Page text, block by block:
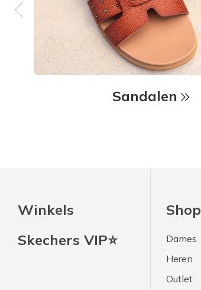
Sandalen
Winkels
Skechers VIP⭐
Shop
Dames
Heren
Outlet